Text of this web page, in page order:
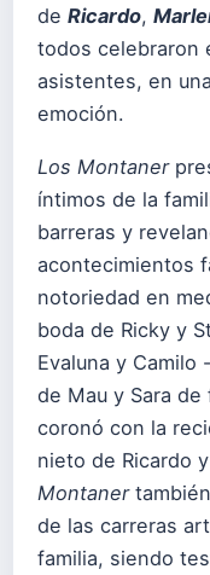
de Ricardo,
todos celebraron
asistentes, en
emoción.
Los Montaner
íntimos de la
barreras y
acontecimientos
notoriedad en
boda de Ricky y
Evaluna y Camilo -
de Mau y Sara
coronó con la
nieto de Ricardo
Montaner
de las carreras
familia, siendo